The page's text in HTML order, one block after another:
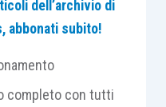
intendono affrancare
conseguite, ai
il 30 novembre di
dell’archivio di
abbonati subito!
completo con tutti